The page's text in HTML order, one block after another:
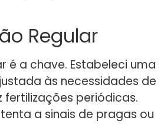
Regular
é a chave. Estabeleci uma
às necessidades de
fertilizações periódicas.
a sinais de pragas ou